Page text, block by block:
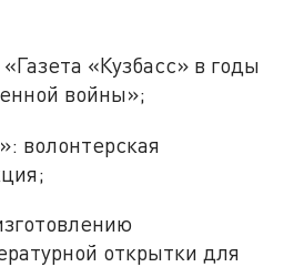
«Кузбасс» в годы
войны»;
волонтерская
открытки для